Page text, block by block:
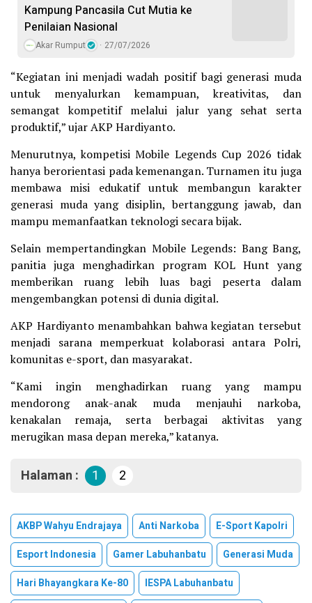
Kampung Pancasila Cut Mutia ke
Penilaian Nasional
Akar Rumput 27/07/2026
“Kegiatan ini menjadi wadah positif bagi generasi muda
untuk menyalurkan kemampuan, kreativitas, dan
semangat kompetitif melalui jalur yang sehat serta
produktif,” ujar AKP Hardiyanto.
Menurutnya, kompetisi Mobile Legends Cup 2026 tidak
hanya berorientasi pada kemenangan. Turnamen itu juga
membawa misi edukatif untuk membangun karakter
generasi muda yang disiplin, bertanggung jawab, dan
mampu memanfaatkan teknologi secara bijak.
Selain mempertandingkan Mobile Legends: Bang Bang,
panitia juga menghadirkan program KOL Hunt yang
memberikan ruang lebih luas bagi peserta dalam
mengembangkan potensi di dunia digital.
AKP Hardiyanto menambahkan bahwa kegiatan tersebut
menjadi sarana memperkuat kolaborasi antara Polri,
komunitas e-sport, dan masyarakat.
“Kami ingin menghadirkan ruang yang mampu
mendorong anak-anak muda menjauhi narkoba,
kenakalan remaja, serta berbagai aktivitas yang
merugikan masa depan mereka,” katanya.
Halaman : 1 2
AKBP Wahyu Endrajaya Anti Narkoba
E-Sport Kapolri
Esport Indonesia
Gamer Labuhanbatu
Generasi Muda
Hari Bhayangkara Ke-80
IESPA Labuhanbatu